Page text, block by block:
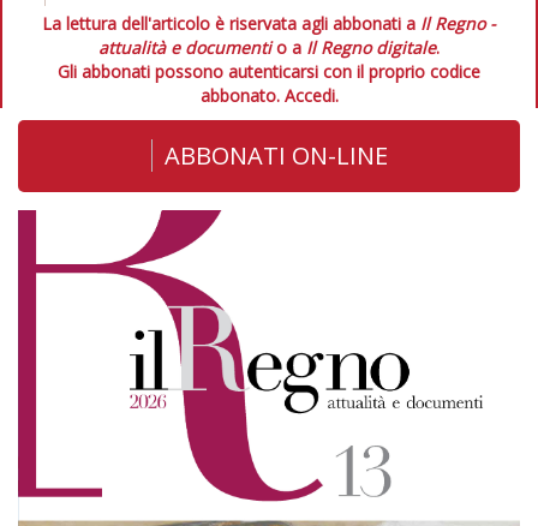
La lettura dell'articolo è riservata agli abbonati a Il Regno -
attualità e documentio a Il Regno digitale.
Gli abbonati possono autenticarsi con il proprio codice
abbonato. Accedi.
ABBONATI ON-LINE